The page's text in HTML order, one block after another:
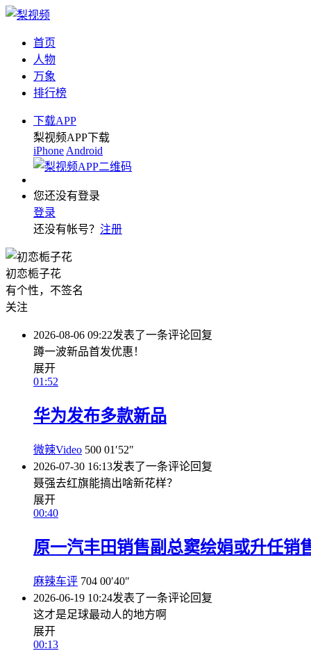
首页
人物
万象
排行榜
下载APP
梨视频APP下载
iPhone Android
您还没有登录
登录
还没有帐号？ 注册
初恋栀子花
有个性，不签名
关注
2026-08-06 09:22发表了一条评论回复
蹲一波新品首发优惠！
展开
01:52
华为发布多款新品
微辣Video 500 01′52″
2026-07-30 16:13发表了一条评论回复
聂强去红旗能搞出啥新花样？
展开
00:40
原一汽丰田销售副总窦绘娟或升任销
麻辣车评 704 00′40″
2026-06-19 10:24发表了一条评论回复
这才是足球最动人的地方啊
展开
00:13